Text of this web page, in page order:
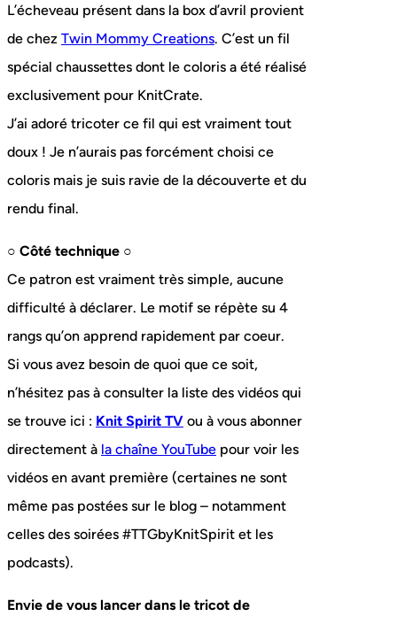
L’écheveau présent dans la box d’avril provient
de chez Twin Mommy Creations. C’est un fil
spécial chaussettes dont le coloris a été réalisé
exclusivement pour KnitCrate.
J’ai adoré tricoter ce fil qui est vraiment tout
doux ! Je n’aurais pas forcément choisi ce
coloris mais je suis ravie de la découverte et du
rendu final.
○ Côté technique ○
Ce patron est vraiment très simple, aucune
difficulté à déclarer. Le motif se répète su 4
rangs qu’on apprend rapidement par coeur.
Si vous avez besoin de quoi que ce soit,
n’hésitez pas à consulter la liste des vidéos qui
se trouve ici : Knit Spirit TV ou à vous abonner
directement à la chaîne YouTube pour voir les
vidéos en avant première (certaines ne sont
même pas postées sur le blog – notamment
celles des soirées #TTGbyKnitSpirit et les
podcasts).
Envie de vous lancer dans le tricot de